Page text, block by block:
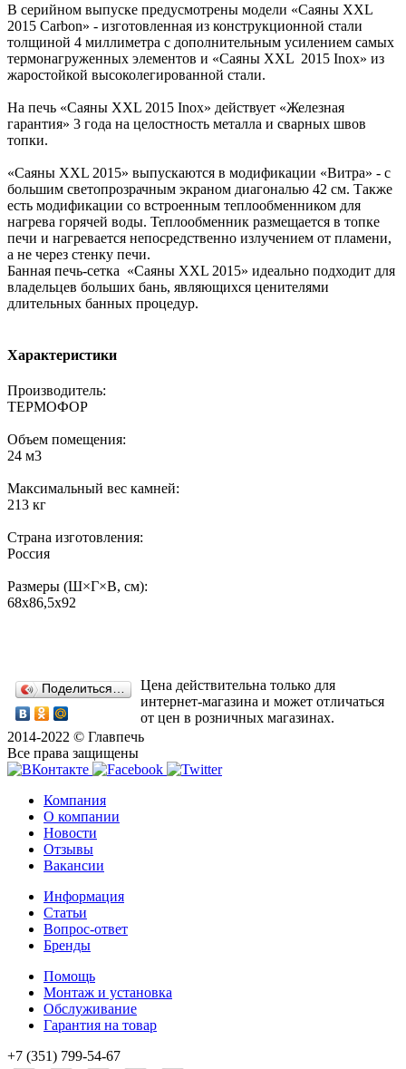
В серийном выпуске предусмотрены модели «Саяны XXL
2015 Carbon» - изготовленная из конструкционной стали
толщиной 4 миллиметра с дополнительным усилением самых
термонагруженных элементов и «Саяны XXL 2015 Inox» из
жаростойкой высоколегированной стали.
На печь «Саяны XXL 2015 Inox» действует «Железная
гарантия» 3 года на целостность металла и сварных швов
топки.
«Саяны XXL 2015» выпускаются в модификации «Витра» - с
большим светопрозрачным экраном диагональю 42 см. Также
есть модификации со встроенным теплообменником для
нагрева горячей воды. Теплообменник размещается в топке
печи и нагревается непосредственно излучением от пламени,
а не через стенку печи.
Банная печь-сетка «Саяны XXL 2015» идеально подходит для
владельцев больших бань, являющихся ценителями
длительных банных процедур.
Характеристики
Производитель:
ТЕРМОФОР
Объем помещения:
24 м3
Максимальный вес камней:
213 кг
Страна изготовления:
Россия
Размеры (Ш×Г×В, см):
68х86,5х92
Поделиться…
Цена действительна только для
интернет-магазина и может отличаться
от цен в розничных магазинах.
2014-2022 © Главпечь
Все права защищены
Компания
О компании
Новости
Отзывы
Вакансии
Информация
Статьи
Вопрос-ответ
Бренды
Помощь
Монтаж и установка
Обслуживание
Гарантия на товар
+7 (351) 799-54-67